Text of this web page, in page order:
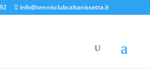
info@tennisclubcaltanissetta.it